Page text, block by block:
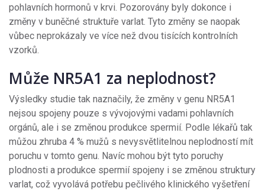
pohlavních hormonů v krvi. Pozorovány byly dokonce i
změny v buněčné struktuře varlat. Tyto změny se naopak
vůbec neprokázaly ve více než dvou tisících kontrolních
vzorků.
Může NR5A1 za neplodnost?
Výsledky studie tak naznačily, že změny v genu NR5A1
nejsou spojeny pouze s vývojovými vadami pohlavních
orgánů, ale i se změnou produkce spermií. Podle lékařů tak
můžou zhruba 4 % mužů s nevysvětlitelnou neplodností mít
poruchu v tomto genu. Navíc mohou být tyto poruchy
plodnosti a produkce spermií spojeny i se změnou struktury
varlat, což vyvolává potřebu pečlivého klinického vyšetření